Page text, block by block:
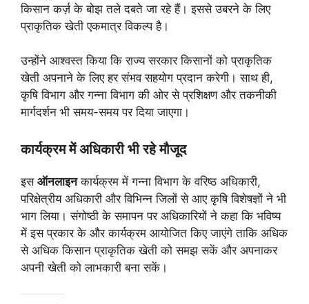
किसान कर्ज़ के बोझ तले दबते जा रहे हैं। इससे उबरने के लिए
प्राकृतिक खेती एकमात्र विकल्प है।
उन्होंने आश्वस्त किया कि राज्य सरकार किसानों को प्राकृतिक
खेती अपनाने के लिए हर संभव सहयोग प्रदान करेगी। साथ ही,
कृषि विभाग और गन्ना विभाग की ओर से प्रशिक्षण और तकनीकी
मार्गदर्शन भी समय-समय पर दिया जाएगा।
कार्यक्रम में अधिकारी भी रहे मौजूद
इस ऑनलाइनकार्यक्रम में गन्ना विभाग के वरिष्ठ अधिकारी,
परिक्षेत्रीय अधिकारी और विभिन्न जिलों से आए कृषि विशेषज्ञों ने भी
भाग लिया। संगोष्ठी के समापन पर अधिकारियों ने कहा कि भविष्य
में इस प्रकार के और कार्यक्रम आयोजित किए जाएंगे ताकि अधिक
से अधिक किसान प्राकृतिक खेती को समझ सकें और अपनाकर
अपनी खेती को लाभकारी बना सकें।